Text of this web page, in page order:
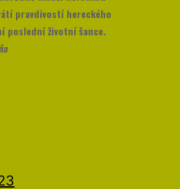
pravdivostí hereckého
poslední životní šance.